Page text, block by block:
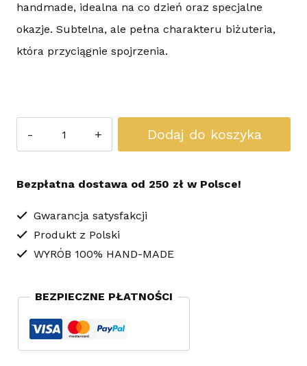
handmade, idealna na co dzień oraz specjalne
okazje. Subtelna, ale pełna charakteru biżuteria,
która przyciągnie spojrzenia.
Kolczyki
Mini
kryształy
czarno
-
Dodaj do koszyka
Bezpłatna dostawa od 250 zł w Polsce!
Gwarancja satysfakcji
Produkt z Polski
WYRÓB 100% HAND-MADE
BEZPIECZNE PŁATNOŚCI